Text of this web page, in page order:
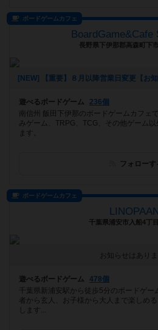
ボードゲームカフェ
BoardGame&Cafe
長野県下伊那郡高森町下
遊べるボードゲーム
236個
南信州 飯田下伊那のボードゲームカフェ
みゲーム、TRPG、TCG、その他ゲーム
ます。
フォローす
ボードゲームカフェ
千葉県浦安市入船4丁
お知らせはありま
遊べるボードゲーム
478個
千葉県新浦安駅から徒歩5分のボードゲ
者から玄人、お子様から大人まで楽しめ
します...